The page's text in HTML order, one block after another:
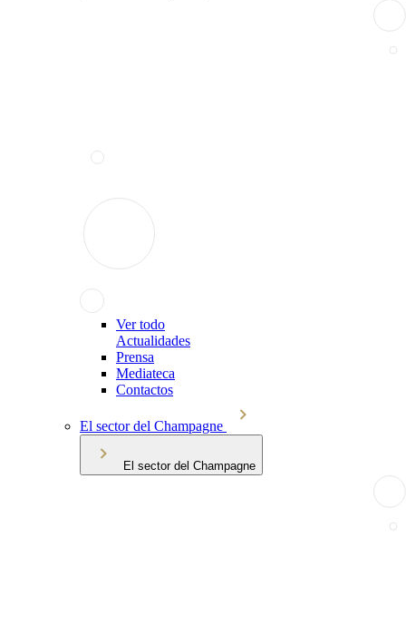
Ver todo
Actualidades
Prensa
Mediateca
Contactos
El sector del Champagne
El sector del Champagne